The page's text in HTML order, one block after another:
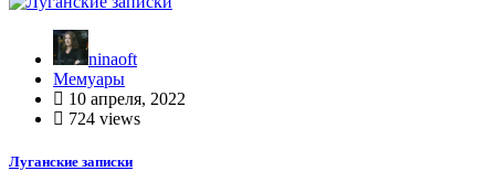
ninaoft
Мемуары
10 апреля, 2022
724 views
Луганские записки